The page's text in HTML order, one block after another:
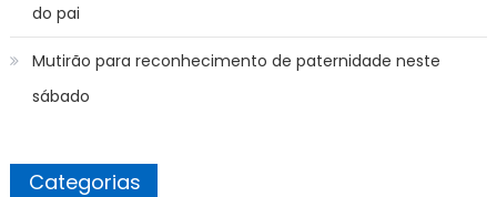
do pai
Mutirão para reconhecimento de paternidade neste
sábado
Categorias